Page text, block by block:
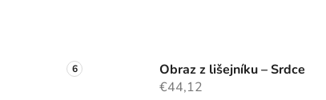
Obraz z lišejníku – Srdce
€44,12